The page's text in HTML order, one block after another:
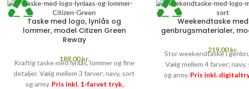
Taske med logo, lynlås og
lommer, model Citizen Green
Reway
189,00kr.
Kraftig taske med lynlås, lommer og fine
detaljer. Vælg mellem 3 farver; navy, sort
og army. Pris inkl. 1-farvet tryk,
Weekendtaske
genbrugsmaterialer,
219,00kr.
Stor weekendtaske i
Vælg mellem 4 farver;
og army. Pris inkl.